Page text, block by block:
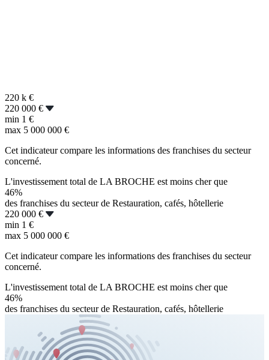
220 k €
220 000 €
min 1 €
max 5 000 000 €
Cet indicateur compare les informations des franchises du secteur
concerné.
L'investissement total de LA BROCHE est moins cher que
46%
des franchises du secteur de Restauration, cafés, hôtellerie
220 000 €
min 1 €
max 5 000 000 €
Cet indicateur compare les informations des franchises du secteur
concerné.
L'investissement total de LA BROCHE est moins cher que
46%
des franchises du secteur de Restauration, cafés, hôtellerie